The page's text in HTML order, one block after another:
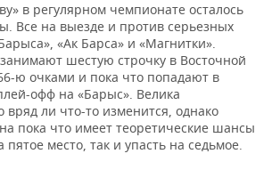
в регулярном чемпионате осталось
Все на выезде и против серьезных
«Ак Барса» и «Магнитки».
шестую строчку в Восточной
ю очками и пока что попадают в
офф на «Барыс». Велика
вряд ли что-то изменится, однако
пока что имеет теоретические шансы
пятое место, так и упасть на седьмое.